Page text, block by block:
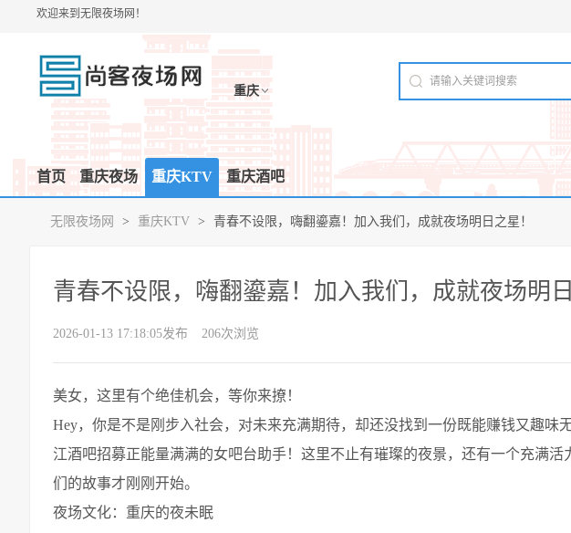
欢迎来到无限夜场网！
重庆
首页 重庆夜场 重庆KTV 重庆酒吧
无限夜场网 > 重庆KTV > 青春不设限，嗨翻鎏嘉！加入我们，成就夜场明日之星！
青春不设限，嗨翻鎏嘉！加入我们，成就夜场明日
2026-01-13 17:18:05发布 206次浏览
美女，这里有个绝佳机会，等你来撩！
Hey，你是不是刚步入社会，对未来充满期待，却还没找到一份既能赚钱又趣味
江酒吧招募正能量满满的女吧台助手！这里不止有璀璨的夜景，还有一个充满
们的故事才刚刚开始。
夜场文化：重庆的夜未眠